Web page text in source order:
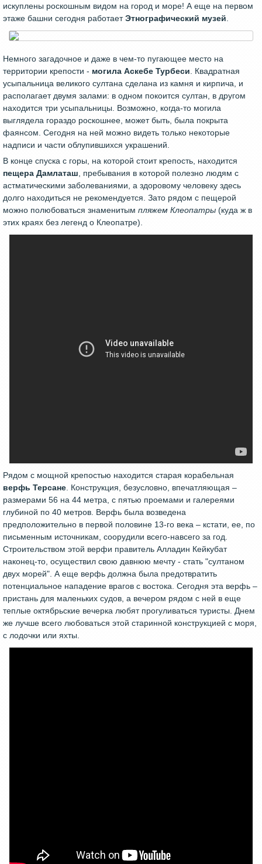
искуплены роскошным видом на город и море! А еще на первом
этаже башни сегодня работаетЭтнографический музей
Немного загадочное и даже в чем-то пугающее место на
территории крепости - могила Аскебе Турбеси . Квадратная
усыпальница великого султана сделана из камня и кирпича, и
располагает двумя залами: в одном покоится султан, в другом
находится три усыпальницы. Возможно, когда-то могила
выглядела гораздо роскошнее, может быть, была покрыта
фаянсом. Сегодня на ней можно видеть только некоторые
надписи и части облупившихся украшений.
В конце спуска с горы, на которой стоит крепость, находится
пещера Дамлаташ , пребывания в которой полезно людям с
астматическими заболеваниями, а здоровому человеку здесь
долго находиться не рекомендуется. Зато рядом с пещерой
можно полюбоваться знаменитым пляжем Клеопатры (куда ж в
этих краях без легенд о Клеопатре).
Рядом с мощной крепостью находится старая корабельная
верфь Терсане . Конструкция, безусловно, впечатляющая –
размерами 56 на 44 метра, с пятью проемами и галереями
глубиной по 40 метров. Верфь была возведена
предположительно в первой половине 13-го века – кстати, ее, по
письменным источникам, соорудили всего-навсего за год.
Строительством этой верфи правитель Алладин Кейкубат
наконец-то, осуществил свою давнюю мечту - стать "султаном
двух морей". А еще верфь должна была предотвратить
потенциальное нападение врагов с востока. Сегодня эта верфь –
пристань для маленьких судов, а вечером рядом с ней в еще
теплые октябрьские вечерка любят прогуливаться туристы. Днем
же лучше всего любоваться этой старинной конструкцией с моря,
с лодочки или яхты.